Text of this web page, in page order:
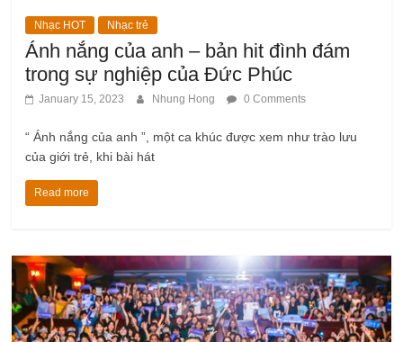
Nhạc HOT Nhạc trẻ
Ánh nắng của anh – bản hit đình đám
trong sự nghiệp của Đức Phúc
January 15, 2023 Nhung Hong 0 Comments
“ Ánh nắng của anh ”, một ca khúc được xem như trào lưu
của giới trẻ, khi bài hát
Read more